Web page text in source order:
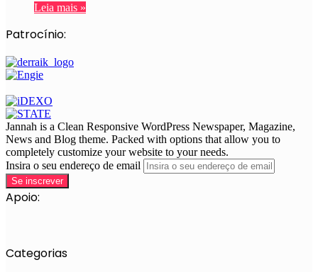
Leia mais »
Patrocínio:
Jannah is a Clean Responsive WordPress Newspaper, Magazine,
News and Blog theme. Packed with options that allow you to
completely customize your website to your needs.
Insira o seu endereço de email
Apoio:
Categorias